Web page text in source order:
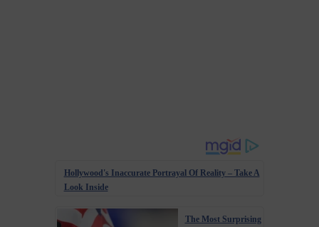
Hollywood's Inaccurate Portrayal Of Reality – Take A
Look Inside
The Most Surprising